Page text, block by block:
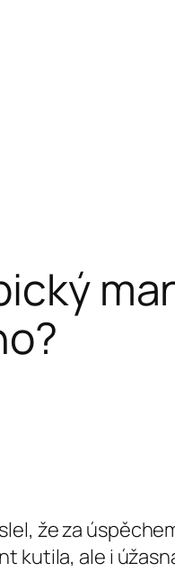
že za
kutila, ale i